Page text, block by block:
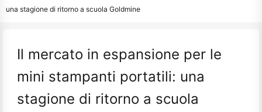
una stagione di ritorno a scuola Goldmine
Il mercato in espansione per le
mini stampanti portatili: una
stagione di ritorno a scuola